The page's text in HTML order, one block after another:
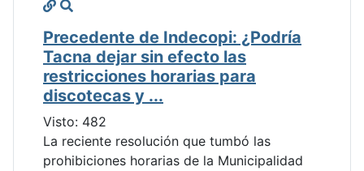
Precedente de Indecopi: ¿Podría
Tacna dejar sin efecto las
restricciones horarias para
discotecas y ...
Visto: 482
La reciente resolución que tumbó las
prohibiciones horarias de la Municipalidad